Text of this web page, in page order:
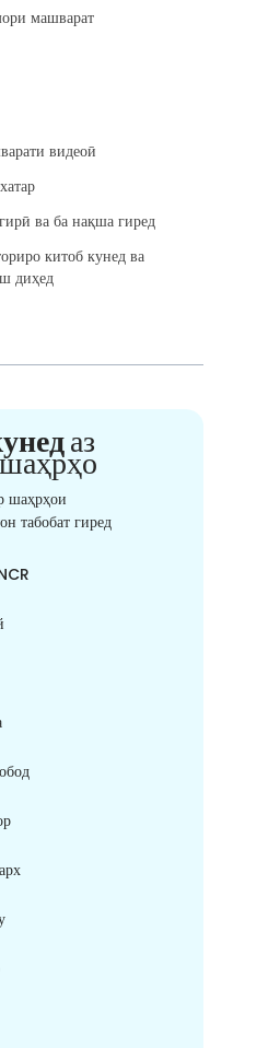
машварат
видеоӣ
ва ба нақша гиред
китоб кунед ва
диҳед
аз
шаҳрҳои
табобат гиред